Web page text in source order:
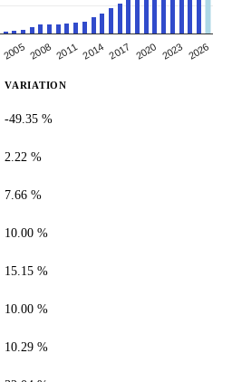
2005 2008 2011 2014 2017 2020 2023 2026
VARIATION
-49.35 %
2.22 %
7.66 %
10.00 %
15.15 %
10.00 %
10.29 %